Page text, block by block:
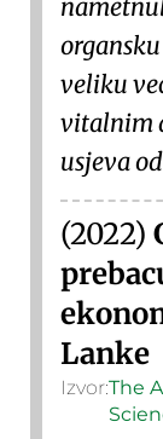
veliku
vitalnim
usjeva
(2022)
Lanke
Izvor:The